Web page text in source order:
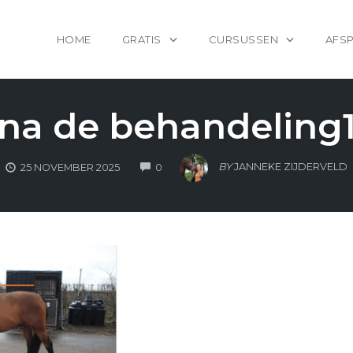
HOME GRATIS CURSUSSEN
na de behandeling1
25 NOVEMBER 2025 0
COMMENTS
BY JANNEKE ZIJDERVELD